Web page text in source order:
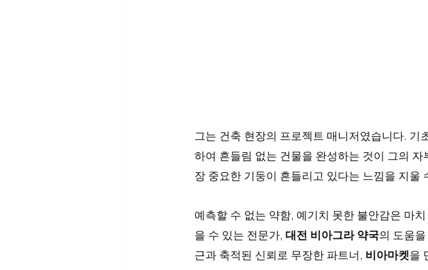
그는 건축 현장의 프로젝트 매니저였습니다. 기
하여 흔들림 없는 건물을 완성하는 것이 그의
장 중요한 기둥이 흔들리고 있다는 느낌을 지울
예측할 수 없는 약함, 예기치 못한 불안감은 마
을 수 있는 전문가, 대전 비아그라 약국의 도움
근과 축적된 신뢰로 무장한 파트너, 비아마켓을